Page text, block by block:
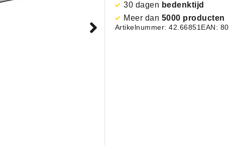
30 dagen bedenktijd
Meer dan 5000 producten
Artikelnummer: 42.66851EAN: